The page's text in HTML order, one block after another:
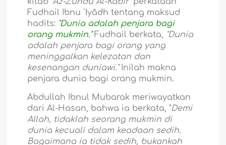
Fudhail Ibnu `Iyâdh tentang maksud
hadits: "Dunia adalah penjara bagi
orang mukmin." Fudhail berkata, "Dunia
adalah penjara bagi orang yang
meninggalkan kelezatan dan
kesenangan duniawi."Inilah makna
penjara dunia bagi orang mukmin.
Abdullah Ibnul Mubarak meriwayatkan
dari Al-Hasan, bahwa ia berkata, "Demi
Allah, tidaklah seorang mukmin di
dunia kecuali dalam keadaan sedih.
Bagaimana ia tidak sedih, bukankah